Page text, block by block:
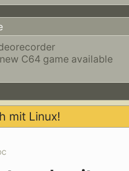
C64 game available
mit Linux!